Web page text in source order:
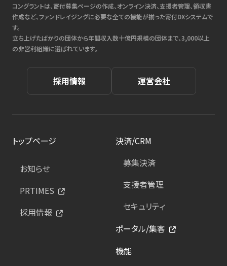
コングラントは、寄付募集ページの作成、オンライン決済、支援者管理、領収書
作成など、ファンドレイジングに必要な全ての機能が揃った寄付DXシステムで
す。
立ち上げたばかりの団体から年間収入数十億円規模の団体まで、3,000以上
の非営利組織に選ばれています。
採用情報 運営会社
トップページ
お知らせ
PRTIMES
採用情報
決済/CRM
募集決済
支援者管理
セキュリティ
ポータル/集客
機能